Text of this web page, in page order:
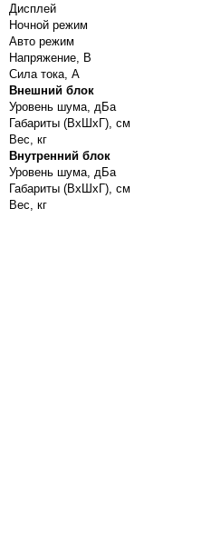
Дисплей
Ночной режим
Авто режим
Напряжение, В
Сила тока, А
Внешний блок
Уровень шума, дБа
Габариты (ВхШхГ), см
Вес, кг
Внутренний блок
Уровень шума, дБа
Габариты (ВхШхГ), см
Вес, кг